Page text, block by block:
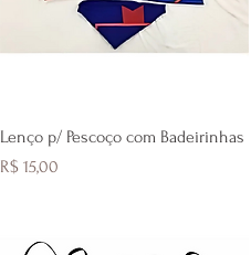
Visualização rápida
Lenço p/ Pescoço com Badeirinhas
Preço
R$ 15,00